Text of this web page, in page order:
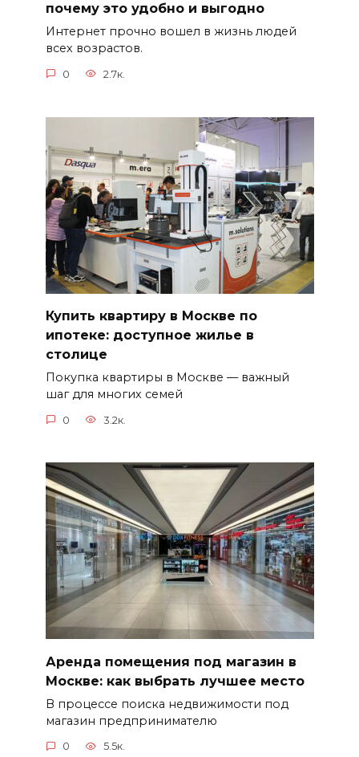
почему это удобно и выгодно
Интернет прочно вошел в жизнь людей
всех возрастов.
0 2.7к.
Купить квартиру в Москве по
ипотеке: доступное жилье в
столице
Покупка квартиры в Москве — важный
шаг для многих семей
0 3.2к.
Аренда помещения под магазин в
Москве: как выбрать лучшее место
В процессе поиска недвижимости под
магазин предпринимателю
0 5.5к.